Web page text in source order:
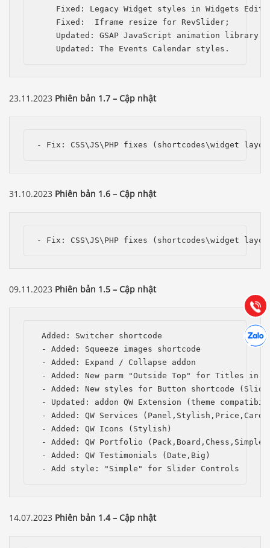
Fixed: Legacy Widget styles in Widgets
    Fixed:  Iframe resize for RevSlider;
Updated: GSAP JavaScript animation library
    Updated: The Events Calendar styles.
23.11.2023 Phiên bản 1.7 – Cập nhật
- Fix: CSS\JS\PHP fixes (shortcodes\widget
31.10.2023 Phiên bản 1.6 – Cập nhật
- Fix: CSS\JS\PHP fixes (shortcodes\widget
09.11.2023 Phiên bản 1.5 – Cập nhật
Added: Switcher shortcode
- Added: Squeeze images shortcode
- Added: Expand / Collapse addon
- Added: New parm "Outside Top" for Titles in
- Added: New styles for Button shortcode
- Updated: addon QW Extension (theme
- Added: QW Services
- Added: QW Icons (Stylish)
- Added: QW Portfolio
- Added: QW Testimonials (Date,Big)
- Add style: "Simple" for Slider Controls
14.07.2023 Phiên bản 1.4 – Cập nhật
Gọi
0903.976.769
(028) 22.166.144
Chát